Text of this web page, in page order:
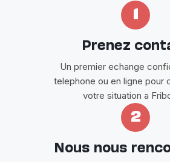
Prenez
Un premier echange
telephone ou en ligne pour
votre situation a
2
Nous nous